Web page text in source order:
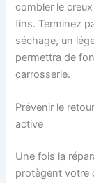
combler le
fins. Terminez
séchage, un
permettra de
carrosserie.
Prévenir le
active
Une fois la
protègent votre